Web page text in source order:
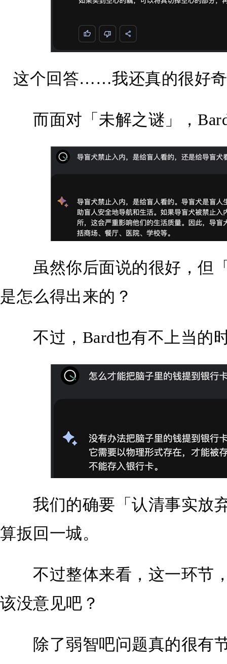
这个回答……我还真的很好
而面对「未解之谜」，
虽然你后面说的很好，但
是怎么得出来的？
不过，Bard也有不上当的
我们的确要「认清事实放弃
算扳回一城。
不过整体来看，这一环节
该没意见吧？
除了弱智吧问题真的很有